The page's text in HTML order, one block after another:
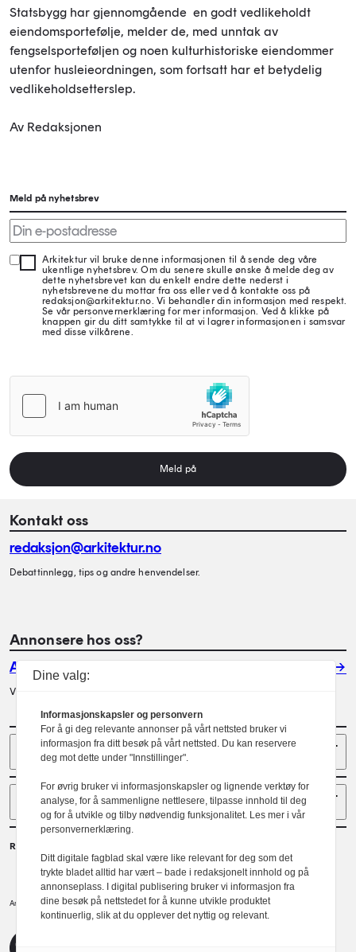
Statsbygg har gjennomgående en godt vedlikeholdt
eiendomsportefølje, melder de, med unntak av
fengselsporteføljen og noen kulturhistoriske eiendommer
utenfor husleieordningen, som fortsatt har et betydelig
vedlikeholdsetterslep.
Av Redaksjonen
Meld på nyhetsbrev
Arkitektur vil bruke denne informasjonen til å sende deg våre
ukentlige nyhetsbrev. Om du senere skulle ønske å melde deg av
dette nyhetsbrevet kan du enkelt endre dette nederst i
nyhetsbrevene du mottar fra oss eller ved å kontakte oss på
redaksjon@arkitektur.no. Vi behandler din informasjon med respekt.
Se vår personvernerklæring for mer informasjon. Ved å klikke på
knappen gir du ditt samtykke til at vi lagrer informasjonen i samsvar
med disse vilkårene.
Meld på
Kontakt oss
redaksjon@arkitektur.no
Debattinnlegg, tips og andre henvendelser.
Annonsere hos oss?
Annonser
Vil du annonsere i Arkitektur? Les mer her.
Sider
Følg oss
Redaktør
Gaute Brochmann
Arkitektur er et tidsskrift utgitt avNorske arkitekters landsforbund.
NAL
Dine valg:
Informasjonskapsler og personvern
For å gi deg relevante annonser på vårt nettsted bruker vi
informasjon fra ditt besøk på vårt nettsted. Du kan reservere
deg mot dette under "Innstillinger".
For øvrig bruker vi informasjonskapsler og lignende verktøy for
analyse, for å sammenligne nettlesere, tilpasse innhold til deg
og for å utvikle og tilby nødvendig funksjonalitet. Les mer i vår
personvernerklæring.
Ditt digitale fagblad skal være like relevant for deg som det
trykte bladet alltid har vært – bade i redaksjonelt innhold og på
annonseplass. I digital publisering bruker vi informasjon fra
dine besøk på nettstedet for å kunne utvikle produktet
kontinuerlig, slik at du opplever det nyttig og relevant.